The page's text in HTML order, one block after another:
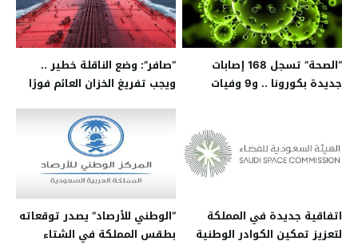
“الصحة” تسجل 168 إصابات
جديدة بكورونا .. و9 وفيات
“صافر”: وضع الناقلة خطير ..
ويجب تفريغ الخزان العائم فورًا
اتفاقية جديدة في المملكة
لتعزيز تمكين الكوادر الوطنية
“الوطني للأرصاد” يصدر توقعاته
بطقس المملكة في الشتاء